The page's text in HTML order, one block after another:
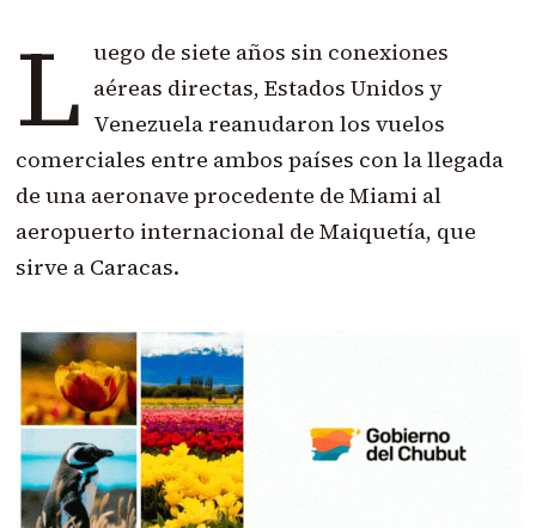
L uego de siete años sin conexiones
aéreas directas, Estados Unidos y
Venezuela reanudaron los vuelos
comerciales entre ambos países con la llegada
de una aeronave procedente de Miami al
aeropuerto internacional de Maiquetía, que
sirve a Caracas.